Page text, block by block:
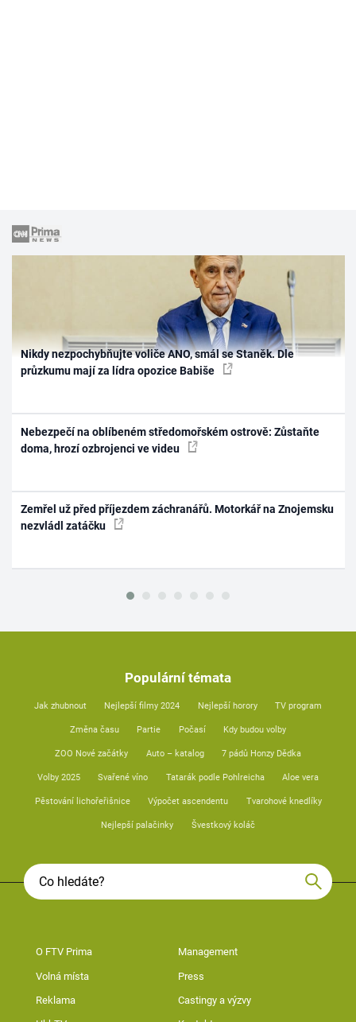
Nikdy nezpochybňujte voliče ANO, smál se Staněk. Dle
průzkumu mají za lídra opozice Babiše
Nebezpečí na oblíbeném středomořském ostrově: Zůstaňte
doma, hrozí ozbrojenci ve videu
Zemřel už před příjezdem záchranářů. Motorkář na Znojemsku
nezvládl zatáčku
Populární témata
Jak zhubnout Nejlepší filmy 2024 Nejlepší horory TV program
Změna času Partie Počasí Kdy budou volby
ZOO Nové začátky Auto – katalog 7 pádů Honzy Dědka
Volby 2025 Svařené víno Tatarák podle Pohlreicha Aloe vera
Pěstování lichořeřišnice Výpočet ascendentu Tvarohové knedlíky
Nejlepší palačinky Švestkový koláč
O FTV Prima Management
Volná místa Press
Reklama Castingy a výzvy